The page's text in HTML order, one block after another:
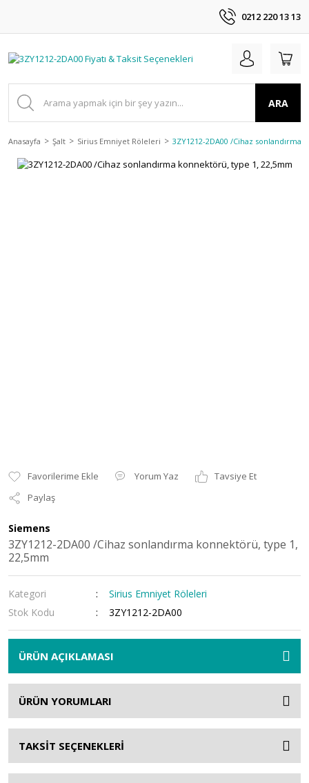
0212 220 13 13
ARA
Anasayfa Şalt Sirius Emniyet Röleleri 3ZY1212-2DA00 /Cihaz
Yorum Yaz
Tavsiye Et
Paylaş
Siemens
3ZY1212-2DA00 /Cihaz sonlandırma konnektörü, type 1,
22,5mm
Kategori
Sirius Emniyet Röleleri
Stok Kodu
3ZY1212-2DA00
ÜRÜN AÇIKLAMASI
ÜRÜN YORUMLARI
TAKSİT SEÇENEKLERİ